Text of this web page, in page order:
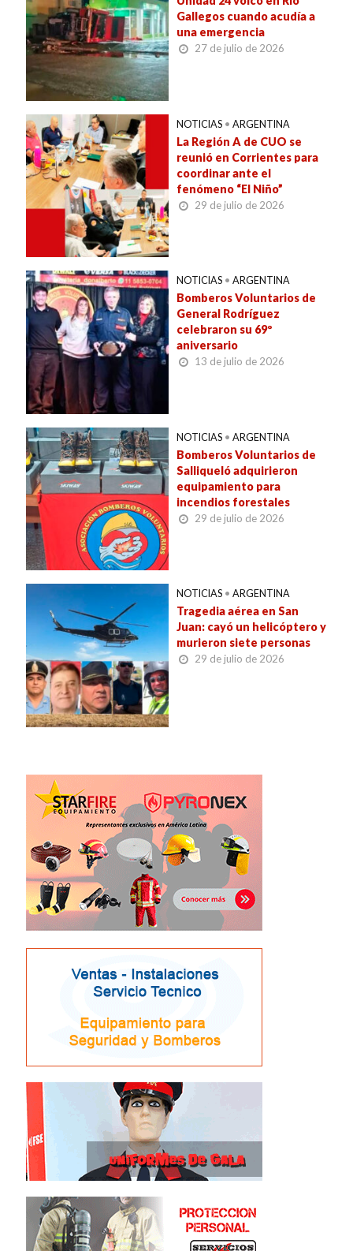
Gallegos cuando acudía a
una emergencia
27 de julio de 2026
NOTICIAS • ARGENTINA
La Región A de CUO se
reunió en Corrientes para
coordinar ante el
fenómeno “El Niño”
29 de julio de 2026
NOTICIAS • ARGENTINA
Bomberos Voluntarios de
General Rodríguez
celebraron su 69º
aniversario
13 de julio de 2026
NOTICIAS • ARGENTINA
Bomberos Voluntarios de
Salliqueló adquirieron
equipamiento para
incendios forestales
29 de julio de 2026
NOTICIAS • ARGENTINA
Tragedia aérea en San
Juan: cayó un helicóptero y
murieron siete personas
29 de julio de 2026